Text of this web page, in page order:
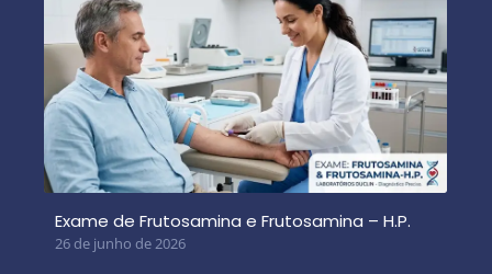
Exame de Frutosamina e Frutosamina – H.P.
26 de junho de 2026